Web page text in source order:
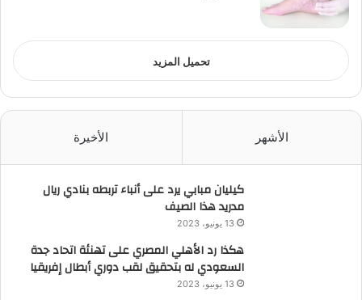
تحميل المزيد
الأشهر الأخيرة
كيليان مبابي يرد على أنباء تربطه بنادي ريال
مدريد هذا الصيف
13 يونيو، 2023
هكذا رد الأهلي المصري على تهنئة اتحاد جدة
السعودي له بتحقيق لقب دوري أبطال إفريقيا
13 يونيو، 2023